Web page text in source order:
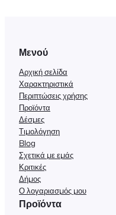
Μενού
Αρχική σελίδα
Χαρακτηριστικά
Περιπτώσεις χρήσης
Προϊόντα
Δέσμες
Τιμολόγηση
Blog
Σχετικά με εμάς
Κριτικές
Δήμος
Ο λογαριασμός μου
Προϊόντα